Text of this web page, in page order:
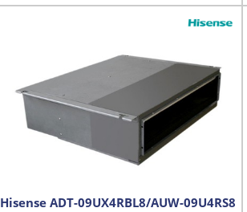
Hisense ADT-09UX4RBL8/AUW-09U4RS8